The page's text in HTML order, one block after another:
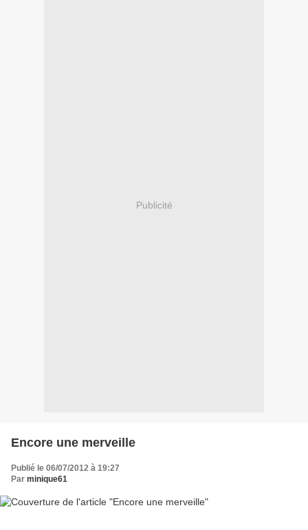
Publicité
Encore une merveille
Publié le 06/07/2012 à 19:27
Par minique61